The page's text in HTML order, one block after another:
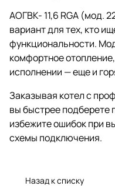
АОГВК- 11,6 RGA (мод.
вариант для тех, кто
функциональности.
комфортное
исполнении — еще и
Заказывая котел с
вы быстрее
избежите ошибок при
схемы подключения.
Назад к списку